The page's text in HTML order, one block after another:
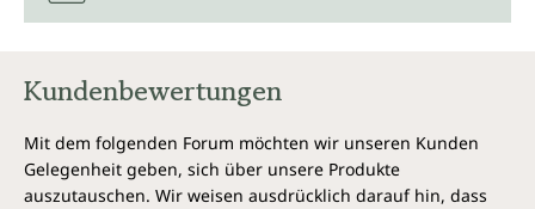
Kundenbewertungen
Mit dem folgenden Forum möchten wir unseren Kunden
Gelegenheit geben, sich über unsere Produkte
auszutauschen. Wir weisen ausdrücklich darauf hin, dass